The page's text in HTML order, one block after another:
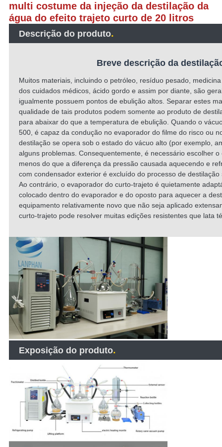
multi costume da injeção da destilação da
água do efeito trajeto curto de 20 litros
Descrição do produto.
Breve descrição da
Muitos materiais, incluindo o petróleo, resíduo pesado,
dos cuidados médicos, ácido gordo e assim por diante, são
igualmente possuem pontos de ebulição altos. Separar estes
qualidade de tais produtos podem somente ao produto de
para abaixar do que a temperatura de ebulição. Quando o
500, é capaz da condução no evaporador do filme do risco ou
destilação se opera sob o estado do vácuo alto (por exemplo,
alguns problemas. Consequentemente, é necessário escolher
menos do que a diferença da pressão causada aquecendo e
com condensador exterior é excluído do processo de
Ao contrário, o evaporador do curto-trajeto é quietamente
colocado dentro do evaporador e do oposto para aquecer a
equipamento relativamente novo que não seja aplicado
curto-trajeto pode resolver muitas edições resistentes que lata
Exposição do produto.